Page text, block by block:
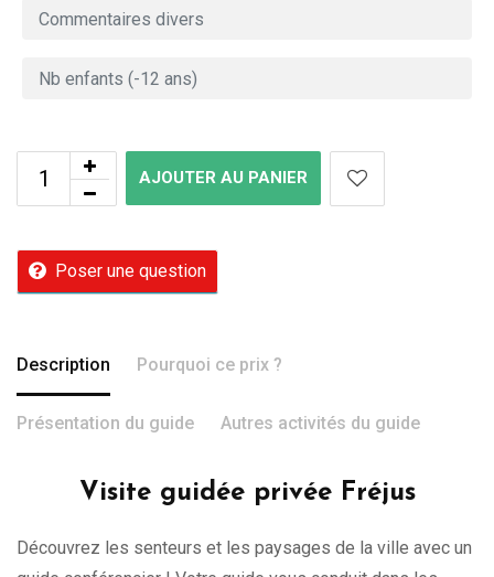
AJOUTER AU PANIER
Poser une question
Description Pourquoi ce prix ?
Présentation du guide Autres activités du guide
Visite guidée privée Fréjus
Découvrez les senteurs et les paysages de la ville avec un